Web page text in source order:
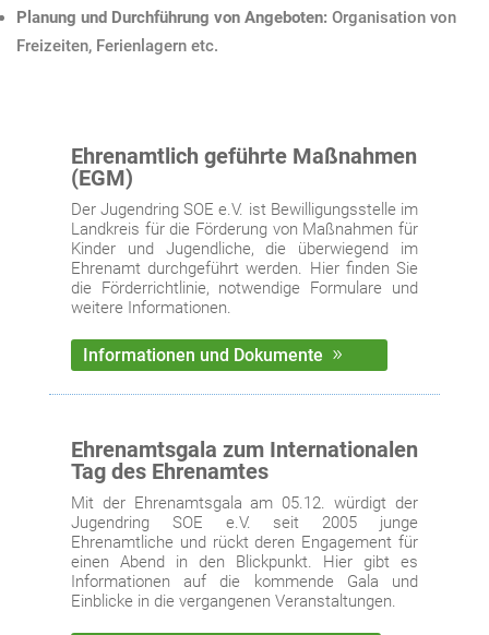
Planung und Durchführung von Angeboten: Organisation von
Freizeiten, Ferienlagern etc.
Ehrenamtlich geführte Maßnahmen
(EGM)
Der Jugendring SOE e.V. ist Bewilligungsstelle im
Landkreis für die Förderung von Maßnahmen für
Kinder und Jugendliche, die überwiegend im
Ehrenamt durchgeführt werden. Hier finden Sie
die Förderrichtlinie, notwendige Formulare und
weitere Informationen.
Informationen und Dokumente
Ehrenamtsgala zum Internationalen
Tag des Ehrenamtes
Mit der Ehrenamtsgala am 05.12. würdigt der
Jugendring SOE e.V. seit 2005 junge
Ehrenamtliche und rückt deren Engagement für
einen Abend in den Blickpunkt. Hier gibt es
Informationen auf die kommende Gala und
Einblicke in die vergangenen Veranstaltungen.